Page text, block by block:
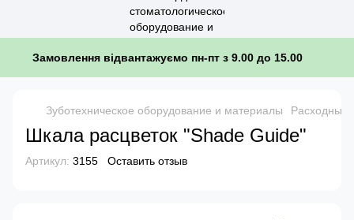
Замовлення відвантажуємо пн-пт з 9.00 до 15.00
Зуботехническое оборудование и материалы Расходные
Шкала расцветок "Shade Guide"
Артикул: 3155 Оставить отзыв